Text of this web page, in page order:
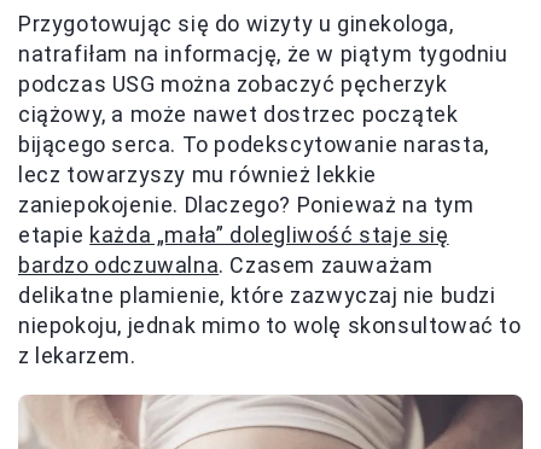
Przygotowując się do wizyty u ginekologa,
natrafiłam na informację, że w piątym tygodniu
podczas USG można zobaczyć pęcherzyk
ciążowy, a może nawet dostrzec początek
bijącego serca. To podekscytowanie narasta,
lecz towarzyszy mu również lekkie
zaniepokojenie. Dlaczego? Ponieważ na tym
etapie każda „mała” dolegliwość staje się
bardzo odczuwalna. Czasem zauważam
delikatne plamienie, które zazwyczaj nie budzi
niepokoju, jednak mimo to wolę skonsultować to
z lekarzem.